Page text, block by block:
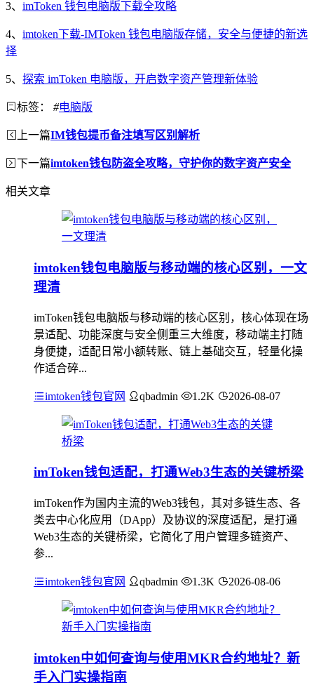
3、 imToken 钱包电脑版下载全攻略
4、 imtoken下载-IMToken 钱包电脑版存储，安全与便捷的新选
择
5、 探索 imToken 电脑版，开启数字资产管理新体验
标签： #电脑版
上一篇IM钱包提币备注填写区别解析
下一篇imtoken钱包防盗全攻略，守护你的数字资产安全
相关文章
imtoken钱包电脑版与移动端的核心区别，一文
理清
imToken钱包电脑版与移动端的核心区别，核心体现在场
景适配、功能深度与安全侧重三大维度，移动端主打随
身便捷，适配日常小额转账、链上基础交互，轻量化操
作适合碎...
imtoken钱包官网 qbadmin 1.2K 2026-08-07
imToken钱包适配，打通Web3生态的关键桥梁
imToken作为国内主流的Web3钱包，其对多链生态、各
类去中心化应用（DApp）及协议的深度适配，是打通
Web3生态的关键桥梁，它简化了用户管理多链资产、
参...
imtoken钱包官网 qbadmin 1.3K 2026-08-06
imtoken中如何查询与使用MKR合约地址？新
手入门实操指南